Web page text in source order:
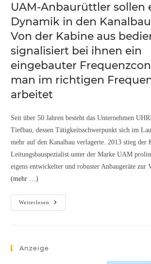
UAM-Anbaurüttler sollen
Dynamik in den
Von der Kabine aus
signalisiert bei ihnen ein
eingebauter
man im richtigen
arbeitet
Seit über 50 Jahren besteht das Unternehmen
Tiefbau, dessen Tätigkeits­schwerpunkt sich im
mehr auf den Kanalbau verlagerte. 2013 stieg der
Leitungsbauspezialist unter der Marke UAM
eigens entwickelter und robuster Anbaugeräte zur
(mehr …)
Weiterlesen
Anzeige